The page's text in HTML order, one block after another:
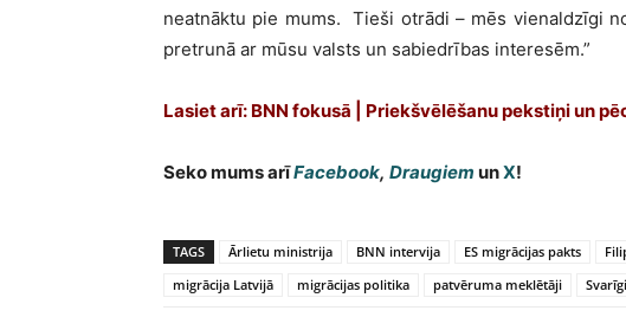
neatnāktu pie mums. Tieši otrādi – mēs vienaldzīgi
pretrunā ar mūsu valsts un sabiedrības interesēm.”
Lasiet arī: BNN fokusā | Priekšvēlēšanu pekstiņi un
Seko mums arīFacebook, Draugiem unX!
TAGS Ārlietu ministrija BNN intervija ES migrācijas pakts
migrācija Latvijā
migrācijas politika patvēruma meklētāji Svarīgi